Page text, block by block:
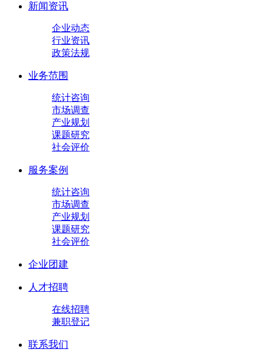
新闻资讯
企业动态
行业资讯
政策法规
业务范围
统计咨询
市场调查
产业规划
课题研究
社会评价
服务案例
统计咨询
市场调查
产业规划
课题研究
社会评价
企业团建
人才招聘
在线招聘
兼职登记
联系我们